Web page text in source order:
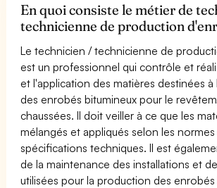
En quoi consiste le métier de
technicienne de production
Le technicien / technicienne de
est un professionnel qui contrôle et
et l'application des matières destinées à
des enrobés bitumineux pour le
chaussées. Il doit veiller à ce que les
mélangés et appliqués selon les normes
spécifications techniques. Il est
de la maintenance des installations et
utilisées pour la production des enrobés